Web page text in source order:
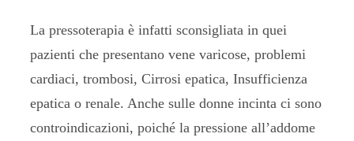
La pressoterapia è infatti sconsigliata in quei
pazienti che presentano vene varicose, problemi
cardiaci, trombosi, Cirrosi epatica, Insufficienza
epatica o renale. Anche sulle donne incinta ci sono
controindicazioni, poiché la pressione all’addome